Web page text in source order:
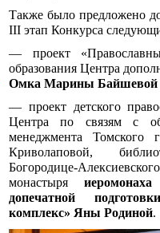
Также было предложено
III этап Конкурса
— проект
образования Центра
Омка Марины Байшевой
— проект детского
Центра по связям с
менеджмента Томского
Криволаповой,
Богородице-Алексиевского
монастыря
допечатной
комплекс» Яны Родиной.